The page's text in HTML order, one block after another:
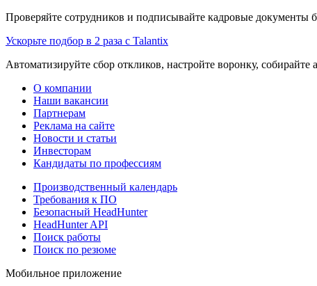
Проверяйте сотрудников и подписывайте кадровые документы
Ускорьте подбор в 2 раза с Talantix
Автоматизируйте сбор откликов, настройте воронку, собирайте
О компании
Наши вакансии
Партнерам
Реклама на сайте
Новости и статьи
Инвесторам
Кандидаты по профессиям
Производственный календарь
Требования к ПО
Безопасный HeadHunter
HeadHunter API
Поиск работы
Поиск по резюме
Мобильное приложение